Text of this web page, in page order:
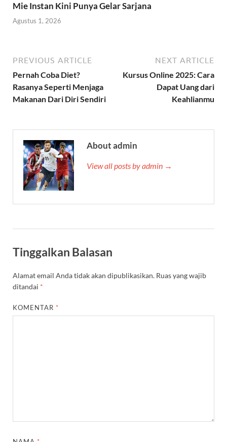
Mie Instan Kini Punya Gelar Sarjana
Agustus 1, 2026
PREVIOUS ARTICLE
Pernah Coba Diet?
Rasanya Seperti Menjaga
Makanan Dari Diri Sendiri
NEXT ARTICLE
Kursus Online 2025: Cara
Dapat Uang dari
Keahlianmu
About admin
View all posts by admin →
Tinggalkan Balasan
Alamat email Anda tidak akan dipublikasikan. Ruas yang wajib
ditandai *
KOMENTAR *